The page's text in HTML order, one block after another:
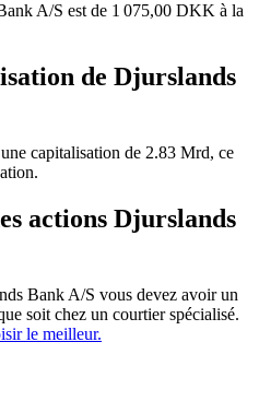
A/S est de 1 075,00 DKK à la
de Djurslands
capitalisation de 2.83 Mrd, ce
actions Djurslands
Bank A/S vous devez avoir un
soit chez un courtier spécialisé.
le meilleur.